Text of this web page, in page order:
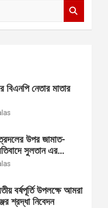
বিএনপি নেতার মাতার
উপর জামাত-
সুলতান এর
বর্ষপূর্তি উপলক্ষে আমরা
শ্রদ্ধা নিবেদন